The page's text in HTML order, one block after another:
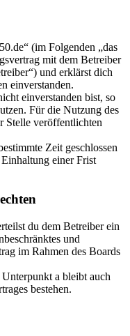
(im Folgenden „das
mit dem Betreiber
und erklärst dich
einverstanden.
einverstanden bist, so
Für die Nutzung des
Stelle veröffentlichten
Zeit geschlossen
einer Frist
du dem Betreiber ein
und
im Rahmen des Boards
a bleibt auch
bestehen.